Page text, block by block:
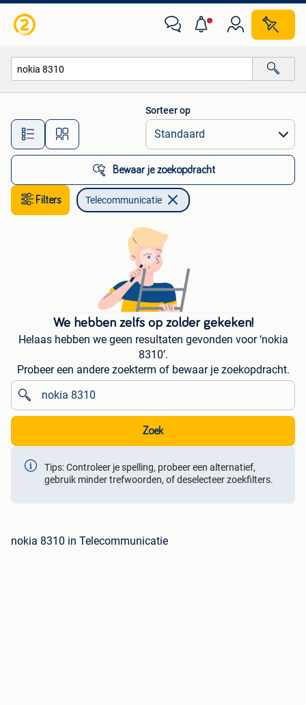
Alle afstanden…
Sorteer op
Bewaar je zoekopdracht
Filters Telecommunicatie
We hebben zelfs op zolder gekeken!
Helaas hebben we geen resultaten gevonden voor ‘nokia
8310’.
Probeer een andere zoekterm of bewaar je zoekopdracht.
Zoek
Tips: Controleer je spelling, probeer een alternatief,
gebruik minder trefwoorden, of deselecteer zoekfilters.
nokia 8310 in Telecommunicatie